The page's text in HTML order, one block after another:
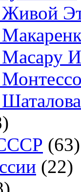
Живой
Масару
(63)
(22)